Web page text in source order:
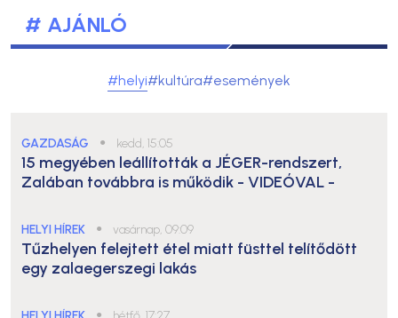
# AJÁNLÓ
#helyi#kultúra#események
GAZDASÁG ● kedd, 15:05
15 megyében leállították a JÉGER-rendszert,
Zalában továbbra is működik - VIDEÓVAL -
HELYI HÍREK ● vasárnap, 09:09
Tűzhelyen felejtett étel miatt füsttel telítődött
egy zalaegerszegi lakás
●